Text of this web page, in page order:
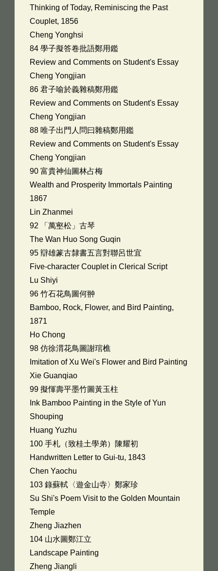
Thinking of Today, Reminiscing the Past
Couplet, 1856
Cheng Yonghsi
84 學子擬答卷批語鄭用鑑
Review and Comments on Student's Essay
Cheng Yongjian
86 君子喻於義雜稿鄭用鑑
Review and Comments on Student's Essay
Cheng Yongjian
88 唯子出門人問曰雜稿鄭用鑑
Review and Comments on Student's Essay
Cheng Yongjian
90 富貴神仙圖林占梅
Wealth and Prosperity Immortals Painting
1867
Lin Zhanmei
92 「萬壑松」古琴
The Wan Huo Song Guqin
95 辯雄篆古隸書五言對聯呂世宜
Five-character Couplet in Clerical Script
Lu Shiyi
96 竹石花鳥圖何翀
Bamboo, Rock, Flower, and Bird Painting,
1871
Ho Chong
98 仿徐渭花鳥圖謝琯樵
Imitation of Xu Wei's Flower and Bird Painting
Xie Guanqiao
99 擬惲壽平墨竹圖黃玉柱
Ink Bamboo Painting in the Style of Yun
Shouping
Huang Yuzhu
100 手札（致桂土學弟）陳耀初
Handwritten Letter to Gui-tu, 1843
Chen Yaochu
103 錄蘇軾〈遊金山寺〉鄭家珍
Su Shi's Poem Visit to the Golden Mountain
Temple
Zheng Jiazhen
104 山水圖鄭江立
Landscape Painting
Zheng Jiangli